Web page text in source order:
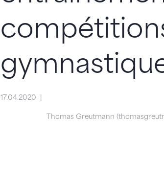
17.04.2020
Thomas Greutmann